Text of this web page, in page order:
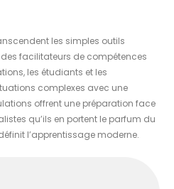
les simples outils
facilitateurs de compétences
les étudiants et les
complexes avec une
offrent une préparation face
qu’ils en portent le parfum du
l’apprentissage moderne.